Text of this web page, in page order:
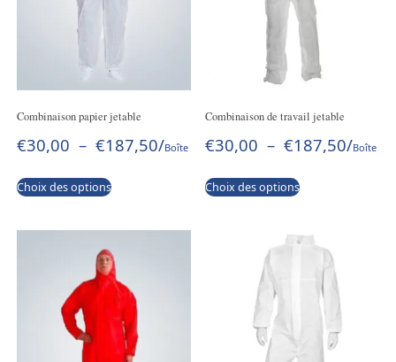
Combinaison papier jetable
€30,00 – €187,50/Boîte
Choix des options
Combinaison de travail jetable
€30,00 – €187,50/Boîte
Choix des options